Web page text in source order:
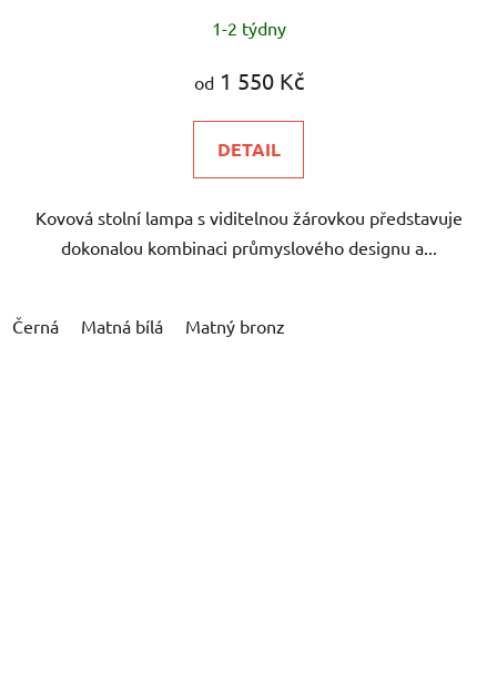
1-2 týdny
od1 550 Kč
DETAIL
Kovová stolní lampa s viditelnou žárovkou představuje
dokonalou kombinaci průmyslového designu a...
Černá Matná bílá Matný bronz